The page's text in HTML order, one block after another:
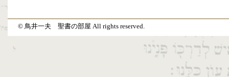
© 鳥井一夫 聖書の部屋 All rights reserved.